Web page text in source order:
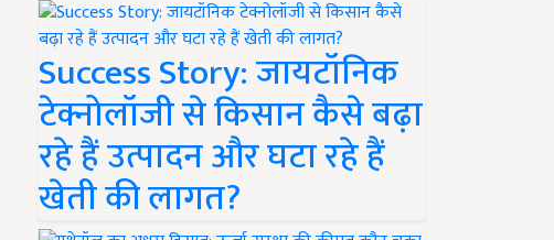
Success Story: जायटॉनिक
टेक्नोलॉजी से किसान कैसे बढ़ा
रहे हैं उत्पादन और घटा रहे हैं
खेती की लागत?